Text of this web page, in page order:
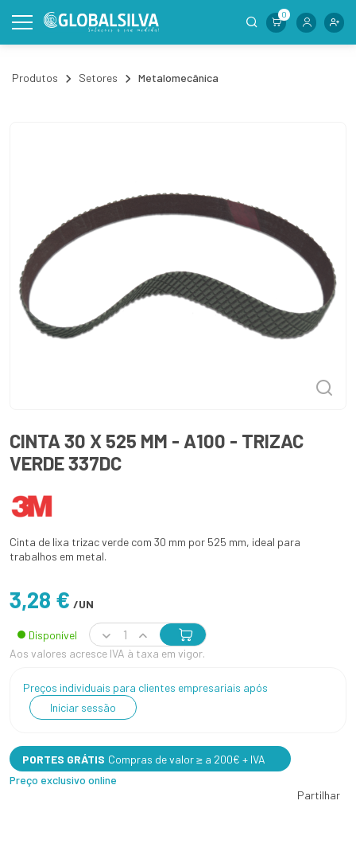
0
Produtos Setores Metalomecânica
CINTA 30 X 525 MM - A100 - TRIZAC
VERDE 337DC
Cinta de lixa trizac verde com 30 mm por 525 mm, ideal para
trabalhos em metal.
3,28 € /UN
Disponível
Aos valores acresce IVA à taxa em vigor.
Preços individuais para clientes empresariais após
Iniciar sessão
PORTES GRÁTIS Compras de valor ≥ a 200€ + IVA
Preço exclusivo online
Partilhar